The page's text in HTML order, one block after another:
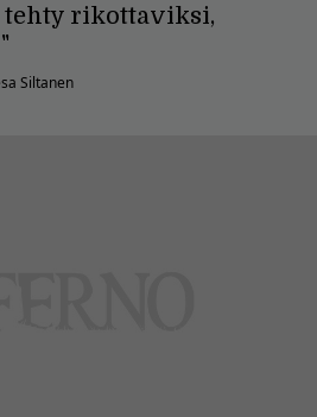
tehty rikottaviksi,
Siltanen